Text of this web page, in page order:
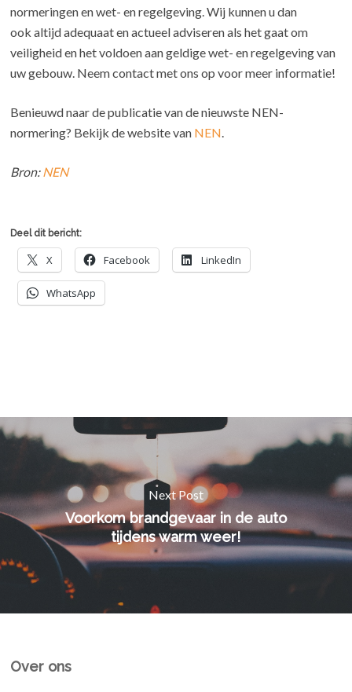
normeringen en wet- en regelgeving. Wij kunnen u dan
ook altijd adequaat en actueel adviseren als het gaat om
veiligheid en het voldoen aan geldige wet- en regelgeving van
uw gebouw. Neem contact met ons op voor meer informatie!
Benieuwd naar de publicatie van de nieuwste NEN-
normering? Bekijk de website van NEN.
Bron:NEN
Deel dit bericht:
X Facebook LinkedIn
WhatsApp
Next Post
Voorkom brandgevaar in de auto
tijdens warm weer!
Over ons